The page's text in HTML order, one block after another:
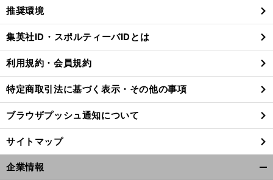
閉
る
推奨環境
集英社ID・スポルティーバIDとは
利用規約・会員規約
特定商取引法に基づく表示・その他の事項
ブラウザプッシュ通知について
サイトマップ
企業情報